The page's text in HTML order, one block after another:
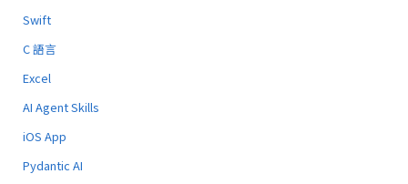
Swift
C 語言
Excel
AI Agent Skills
iOS App
Pydantic AI